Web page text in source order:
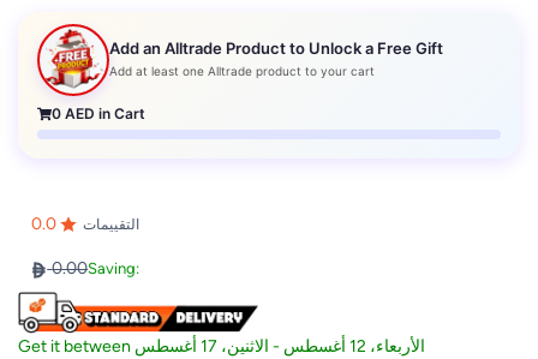
Add an Alltrade Product to Unlock a Free Gift
Add at least one Alltrade product to your cart
0 AED in Cart
0.0 التقييمات
0.00Saving:
Get it between الأربعاء، 12 أغسطس - الاثنين، 17 أغسطس